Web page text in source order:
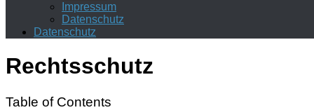
Impressum
Datenschutz
Datenschutz
Rechtsschutz
Table of Contents